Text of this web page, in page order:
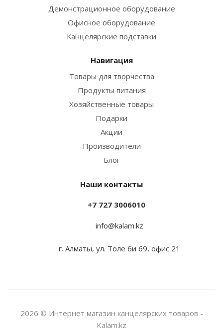
Демонстрационное оборудование
Офисное оборудование
Канцелярские подставки
Навигация
Товары для творчества
Продукты питания
Хозяйственные товары
Подарки
Акции
Производители
Блог
Наши контакты
+7 727 3006010
info@kalam.kz
г. Алматы, ул. Толе би 69, офис 21
2026 © Интернет магазин канцелярских товаров -
Kalam.kz